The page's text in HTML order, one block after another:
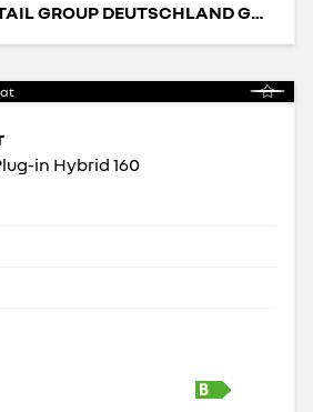
RENAULT RETAIL GROUP DEUTSCHLAND GMBH
in Hybrid 160